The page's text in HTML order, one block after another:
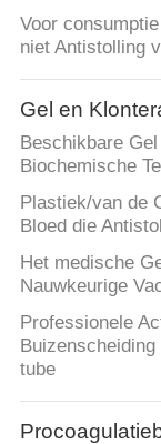
Voor
niet Antistolling
Gel en
Beschikbare
Biochemische
Plastiek/van de
Bloed die
Het medische
Nauwkeurige
Professionele
tube